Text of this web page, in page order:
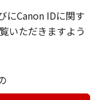
にCanon IDに関す
いただきますよう